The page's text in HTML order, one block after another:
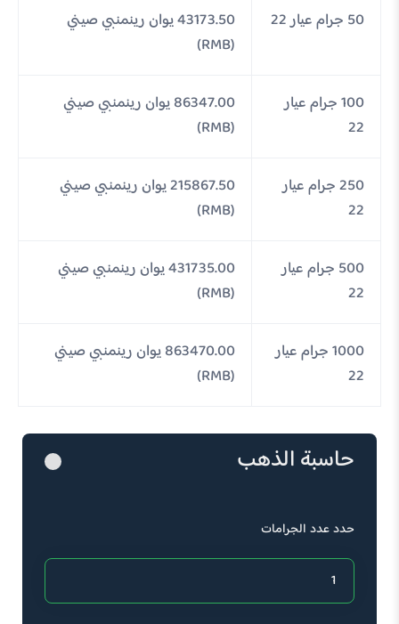
50 جرام عيار 22
43173.50 يوان رينمنبي صيني
(RMB)
100 جرام عيار
22
86347.00 يوان رينمنبي صيني
(RMB)
250 جرام عيار
22
215867.50 يوان رينمنبي صيني
(RMB)
500 جرام عيار
22
431735.00 يوان رينمنبي صيني
(RMB)
1000 جرام عيار
22
863470.00 يوان رينمنبي صيني
(RMB)
حاسبة الذهب
حدد عدد الجرامات